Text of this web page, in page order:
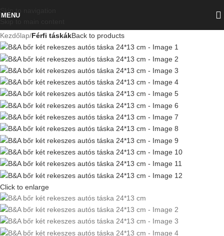
MENU
Kezdőlap Férfi táskákBack to products
Click to enlarge